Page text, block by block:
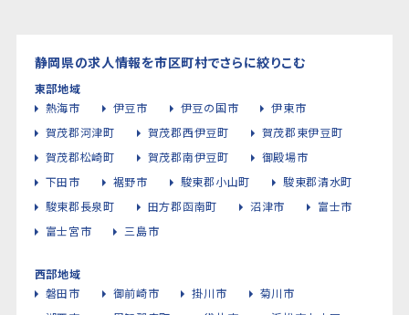
静岡県の求人情報を市区町村でさらに絞りこむ
東部地域
熱海市
伊豆市 伊豆の国市
伊東市
賀茂郡河津町
賀茂郡西伊豆町
賀茂郡東伊豆町
賀茂郡松崎町
賀茂郡南伊豆町
御殿場市
下田市
裾野市 駿東郡小山町
駿東郡清水町
駿東郡長泉町
田方郡函南町 沼津市
富士市
富士宮市
三島市
西部地域
磐田市
御前崎市 掛川市
菊川市